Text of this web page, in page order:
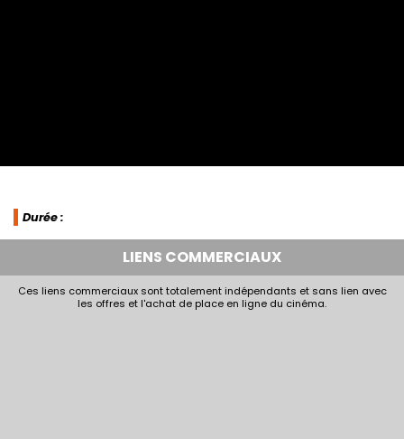
Durée :
LIENS COMMERCIAUX
Ces liens commerciaux sont totalement indépendants et sans lien avec
les offres et l'achat de place en ligne du cinéma.